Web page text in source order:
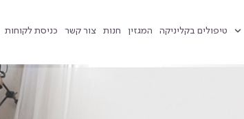
טיפולים בקליניקה המגזין חנות צור קשר כניסת לקוחות